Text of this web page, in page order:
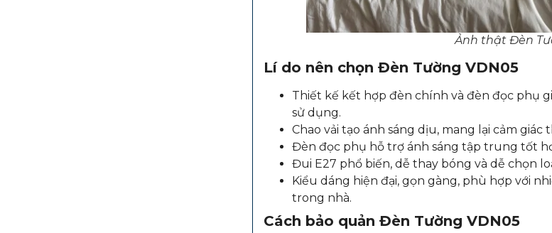
Ảnh thật Đèn
Lí do nên chọn Đèn Tường VDN05
Thiết kế kết hợp đèn chính và đèn đọc phụ
sử dụng.
Chao vải tạo ánh sáng dịu, mang lại cảm
Đèn đọc phụ hỗ trợ ánh sáng tập trung tốt
Đui E27 phổ biến, dễ thay bóng và dễ chọn
Kiểu dáng hiện đại, gọn gàng, phù hợp với
trong nhà.
Cách bảo quản Đèn Tường VDN05